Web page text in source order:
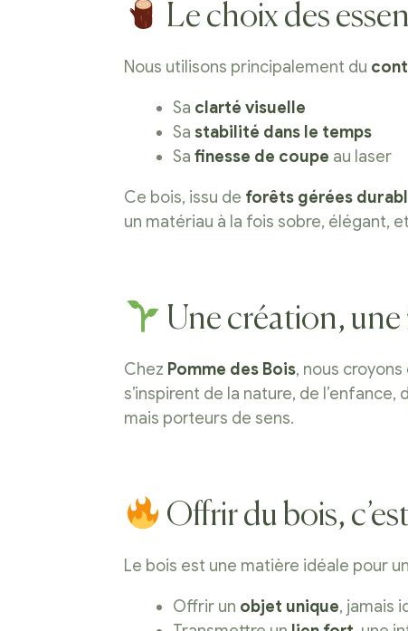
Le choix des
Nous utilisons principalement du
Sa clarté visuelle
Sa stabilité dans le temps
Sa finesse de coupe au laser
Ce bois, issu de forêts gérées
un matériau à la fois sobre, élégant,
Une création,
Chez Pomme des Bois, nous
s’inspirent de la nature, de
mais porteurs de sens.
Offrir du bois,
Le bois est une matière idéale pour un
Offrir un objet unique, jamais